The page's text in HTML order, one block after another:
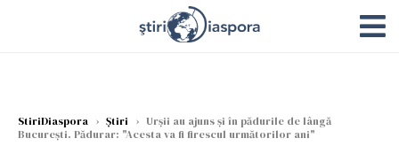
StiriDiaspora › Știri › Urșii au ajuns și în pădurile de lângă
București. Pădurar: "Acesta va fi firescul următorilor ani"